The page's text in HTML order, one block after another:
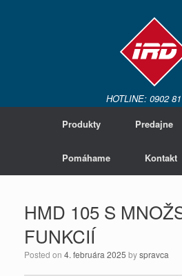
HOTLINE: 0902
Produkty
Predajne
Pomáhame Kontakt
HMD 105 S
FUNKCIÍ
Posted on 4. februára 2025 byspravca